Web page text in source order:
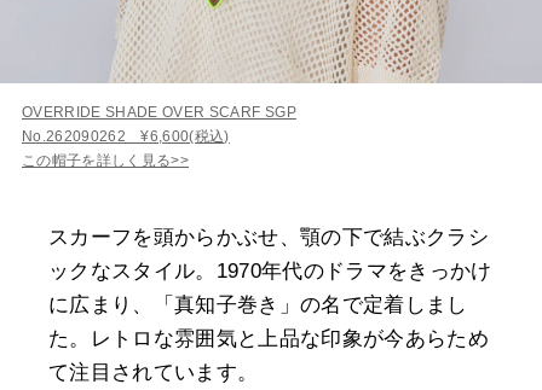
OVERRIDE SHADE OVER SCARF SGP
No.262090262 ¥6,600(税込)
この帽子を詳しく見る>>
スカーフを頭からかぶせ、顎の下で結ぶクラシ
ックなスタイル。1970年代のドラマをきっかけ
に広まり、「真知子巻き」の名で定着しまし
た。レトロな雰囲気と上品な印象が今あらため
て注目されています。